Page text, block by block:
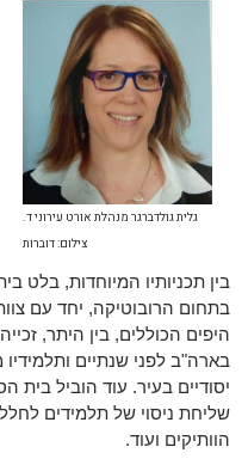
גלית גולדברגר מנהלת אורט עירוני ד.
צילום: דוברות
בין תכניותיו המיוחדות, בלט
בתחום הרובוטיקה, יחד עם
היפים הכוללים, בין היתר,
בארה"ב לפני שנתיים
יסודיים בעיר. עוד הוביל בית
שליחת ניסוי של תלמידים
הוותיקים ועוד.